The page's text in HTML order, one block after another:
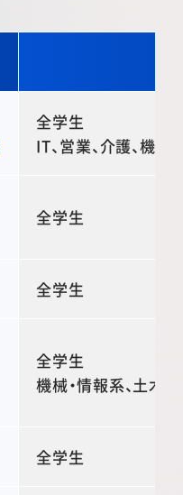
全学生
IT、営業、介護、機電
全学生
全学生
全学生
機械・情報系、土木
全学生